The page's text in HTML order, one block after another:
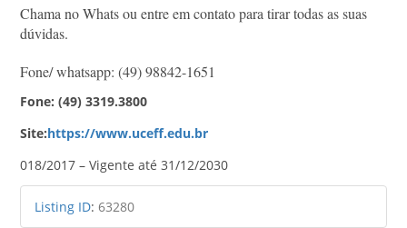
Chama no Whats ou entre em contato para tirar todas as suas
dúvidas.
Fone/ whatsapp: (49) 98842-1651
Fone: (49) 3319.3800
Site:https://www.uceff.edu.br
018/2017 – Vigente até 31/12/2030
Listing ID:63280